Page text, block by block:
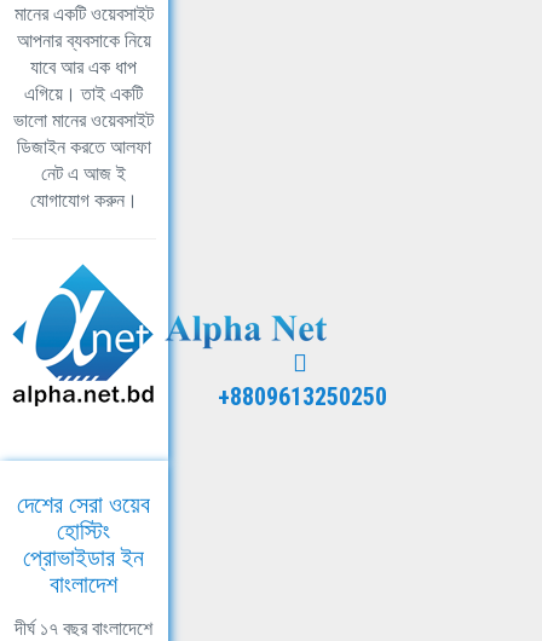
মানের একটি ওয়েবসাইট
আপনার ব্যবসাকে নিয়ে
যাবে আর এক ধাপ
এগিয়ে। তাই একটি
ভালো মানের ওয়েবসাইট
ডিজাইন করতে আলফা
নেট এ আজ ই
যোগাযোগ করুন।
+8809613250250
দেশের সেরা ওয়েব
হোস্টিং
প্রোভাইডার ইন
বাংলাদেশ
দীর্ঘ ১৭ বছর বাংলাদেশে